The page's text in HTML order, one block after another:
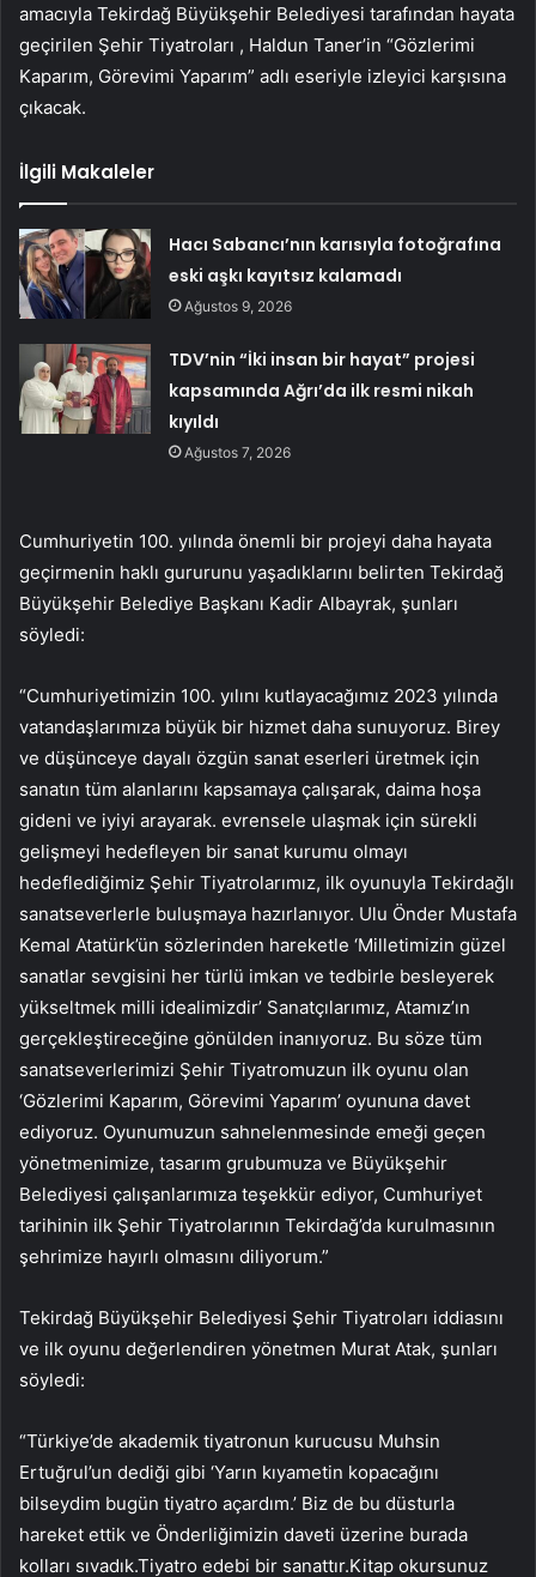
amacıyla Tekirdağ Büyükşehir Belediyesi tarafından hayata
geçirilen Şehir Tiyatroları , Haldun Taner’in “Gözlerimi
Kaparım, Görevimi Yaparım” adlı eseriyle izleyici karşısına
çıkacak.
İlgili Makaleler
Hacı Sabancı’nın karısıyla fotoğrafına
eski aşkı kayıtsız kalamadı
Ağustos 9, 2026
TDV’nin “İki insan bir hayat” projesi
kapsamında Ağrı’da ilk resmi nikah
kıyıldı
Ağustos 7, 2026
Cumhuriyetin 100. yılında önemli bir projeyi daha hayata
geçirmenin haklı gururunu yaşadıklarını belirten Tekirdağ
Büyükşehir Belediye Başkanı Kadir Albayrak, şunları
söyledi:
“Cumhuriyetimizin 100. yılını kutlayacağımız 2023 yılında
vatandaşlarımıza büyük bir hizmet daha sunuyoruz. Birey
ve düşünceye dayalı özgün sanat eserleri üretmek için
sanatın tüm alanlarını kapsamaya çalışarak, daima hoşa
gideni ve iyiyi arayarak. evrensele ulaşmak için sürekli
gelişmeyi hedefleyen bir sanat kurumu olmayı
hedeflediğimiz Şehir Tiyatrolarımız, ilk oyunuyla Tekirdağlı
sanatseverlerle buluşmaya hazırlanıyor. Ulu Önder Mustafa
Kemal Atatürk’ün sözlerinden hareketle ‘Milletimizin güzel
sanatlar sevgisini her türlü imkan ve tedbirle besleyerek
yükseltmek milli idealimizdir’ Sanatçılarımız, Atamız’ın
gerçekleştireceğine gönülden inanıyoruz. Bu söze tüm
sanatseverlerimizi Şehir Tiyatromuzun ilk oyunu olan
‘Gözlerimi Kaparım, Görevimi Yaparım’ oyununa davet
ediyoruz. Oyunumuzun sahnelenmesinde emeği geçen
yönetmenimize, tasarım grubumuza ve Büyükşehir
Belediyesi çalışanlarımıza teşekkür ediyor, Cumhuriyet
tarihinin ilk Şehir Tiyatrolarının Tekirdağ’da kurulmasının
şehrimize hayırlı olmasını diliyorum.”
Tekirdağ Büyükşehir Belediyesi Şehir Tiyatroları iddiasını
ve ilk oyunu değerlendiren yönetmen Murat Atak, şunları
söyledi:
“Türkiye’de akademik tiyatronun kurucusu Muhsin
Ertuğrul’un dediği gibi ‘Yarın kıyametin kopacağını
bilseydim bugün tiyatro açardım.’ Biz de bu düsturla
hareket ettik ve Önderliğimizin daveti üzerine burada
kolları sıvadık.Tiyatro edebi bir sanattır.Kitap okursunuz